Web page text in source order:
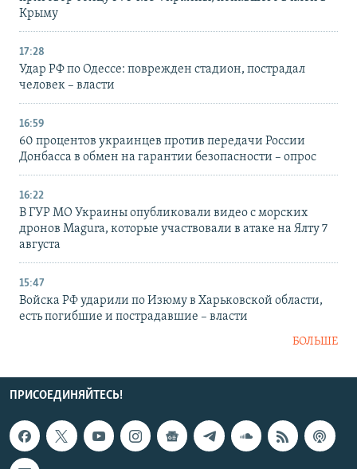
Крыму
17:28
Удар РФ по Одессе: поврежден стадион, пострадал
человек – власти
16:59
60 процентов украинцев против передачи России
Донбасса в обмен на гарантии безопасности – опрос
16:22
В ГУР МО Украины опубликовали видео с морских
дронов Magura, которые участвовали в атаке на Ялту 7
августа
15:47
Войска РФ ударили по Изюму в Харьковской области,
есть погибшие и пострадавшие – власти
БОЛЬШЕ
ПРИСОЕДИНЯЙТЕСЬ!